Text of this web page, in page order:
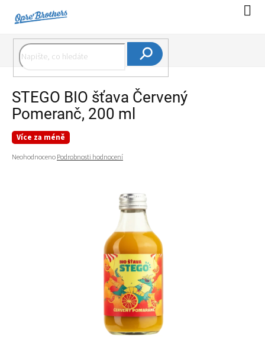
obsah
STEGO BIO šťava Červený
Pomeranč, 200 ml
Více za méně
Průměrné
NeohodnocenoPodrobnosti hodnocení